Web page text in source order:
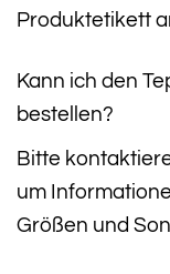
Produktetikett
Kann ich den
bestellen?
Bitte
um
Größen und